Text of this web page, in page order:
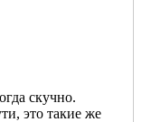
скучно.
это такие же